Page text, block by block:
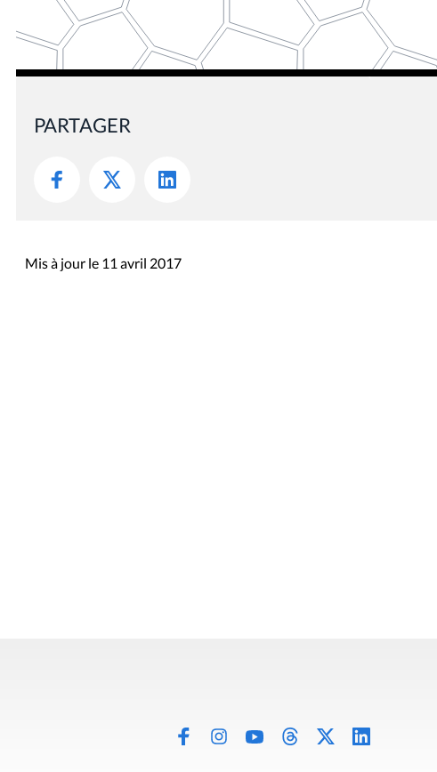
PARTAGER
Mis à jour le 11 avril 2017